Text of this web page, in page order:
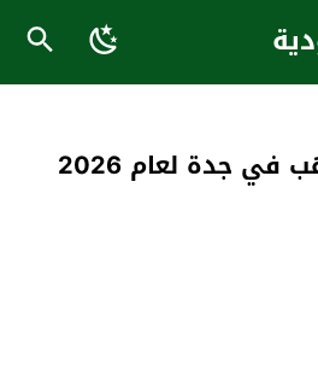
جدة لعام 2026